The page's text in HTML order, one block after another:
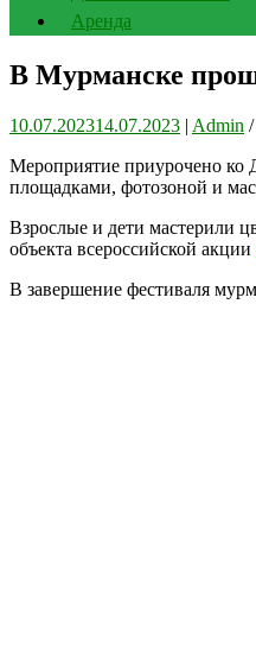
Аренда
В Мурманске
10.07.202314.07.2023 | Admin /
Мероприятие приурочено ко
площадками, фотозоной и
Взрослые и дети мастерили
объекта всероссийской акции
В завершение фестиваля